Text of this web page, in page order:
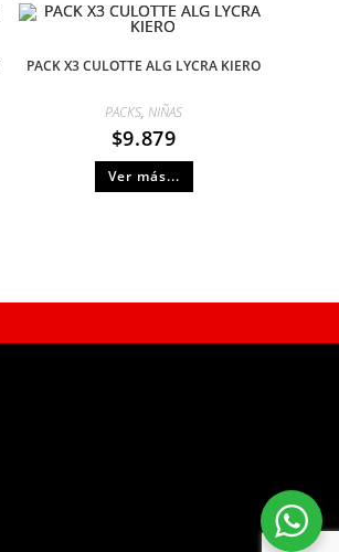
PACK X3 CULOTTE ALG LYCRA KIERO
PACKS,NIÑAS
$9.879
Ver más...